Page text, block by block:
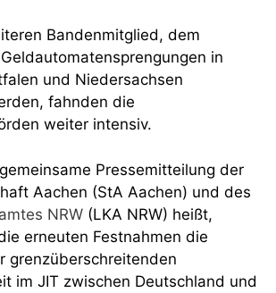
Bandenmitglied, dem
in
und Niedersachsen
fahnden die
weiter intensiv.
Pressemitteilung der
Aachen (StA Aachen) und des
NRW (LKA NRW) heißt,
erneuten Festnahmen die
grenzüberschreitenden
im JIT zwischen Deutschland und